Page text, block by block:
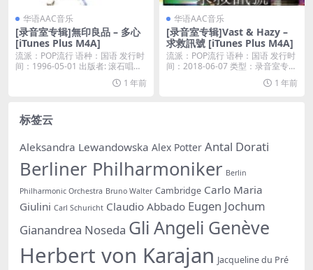
华语AAC音乐
[录音室专辑]無印良品 – 多心
[iTunes Plus M4A]
流派：POP流行 语种：国语 发行时
间：1996-05-01 出版者: 滚石唱
1 年前
华语AAC音乐
[录音室专辑]Vast & Hazy –
求救訊號 [iTunes Plus M4A]
流派：POP流行 语种：国语 发行时
间：2018-06-07 类型：录音室专辑
1 年前
标签云
Aleksandra Lewandowska Alex Potter Antal Dorati
Berliner Philharmoniker Berlin
Philharmonic Orchestra Bruno Walter Cambridge Carlo Maria
Giulini Carl Schuricht Claudio Abbado Eugen Jochum
Gianandrea Noseda Gli Angeli Genève
Herbert von Karajan Jacqueline du Pré